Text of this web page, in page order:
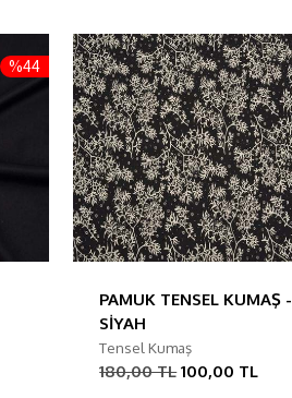
%44
PAMUK TENSEL KUMAŞ -
SİYAH
Tensel Kumaş
180,00 TL 100,00 TL